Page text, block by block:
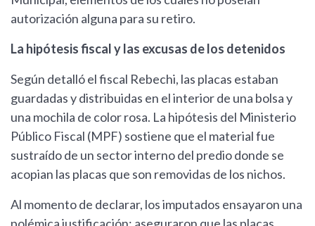
autorización alguna para su retiro.
La hipótesis fiscal y las excusas de los detenidos
Según detalló el fiscal Rebechi, las placas estaban
guardadas y distribuidas en el interior de una bolsa y
una mochila de color rosa. La hipótesis del Ministerio
Público Fiscal (MPF) sostiene que el material fue
sustraído de un sector interno del predio donde se
acopian las placas que son removidas de los nichos.
Al momento de declarar, los imputados ensayaron una